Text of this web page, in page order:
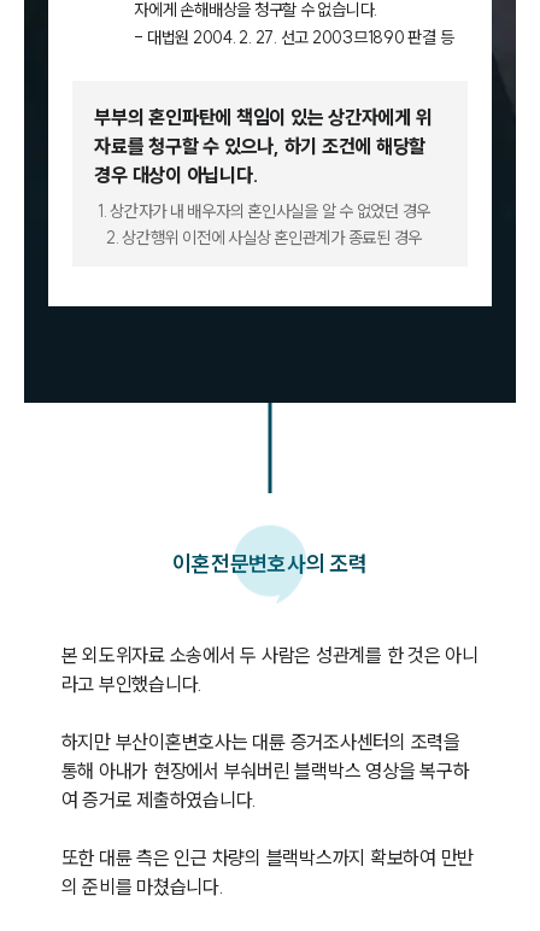
자에게 손해배상을 청구할 수 없습니다.
- 대법원 2004. 2. 27. 선고 2003므1890 판결 등
부부의 혼인파탄에 책임이 있는 상간자에게 위
자료를 청구할 수 있으나, 하기 조건에 해당할
경우 대상이 아닙니다.
1. 상간자가 내 배우자의 혼인사실을 알 수 없었던 경우
2. 상간행위 이전에 사실상 혼인관계가 종료된 경우
이혼전문변호사의 조력
본 외도위자료 소송에서 두 사람은 성관계를 한 것은 아니
라고 부인했습니다.
하지만 부산이혼변호사는 대륜 증거조사센터의 조력을
통해 아내가 현장에서 부숴버린 블랙박스 영상을 복구하
여 증거로 제출하였습니다.
또한 대륜 측은 인근 차량의 블랙박스까지 확보하여 만반
의 준비를 마쳤습니다.